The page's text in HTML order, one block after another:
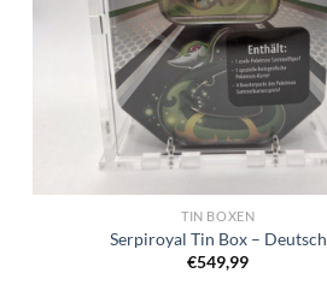
TIN BOXEN
Serpiroyal Tin Box – Deutsch
€549,99